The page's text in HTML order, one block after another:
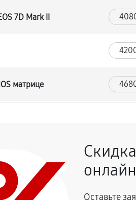
7D Mark II
матрице
7D Mark II
Оставьте